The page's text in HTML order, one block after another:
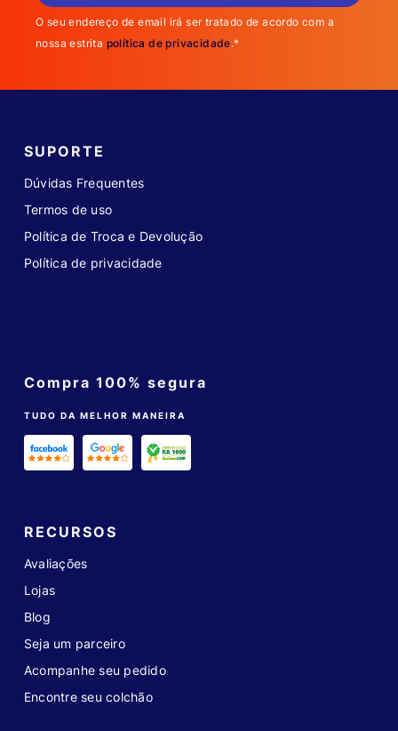
O seu endereço de email irá ser tratado de acordo com a
nossa estrita política de privacidade.*
SUPORTE
Dúvidas Frequentes
Termos de uso
Política de Troca e Devolução
Política de privacidade
Compra 100% segura
TUDO DA MELHOR MANEIRA
RECURSOS
Avaliações
Lojas
Blog
Seja um parceiro
Acompanhe seu pedido
Encontre seu colchão